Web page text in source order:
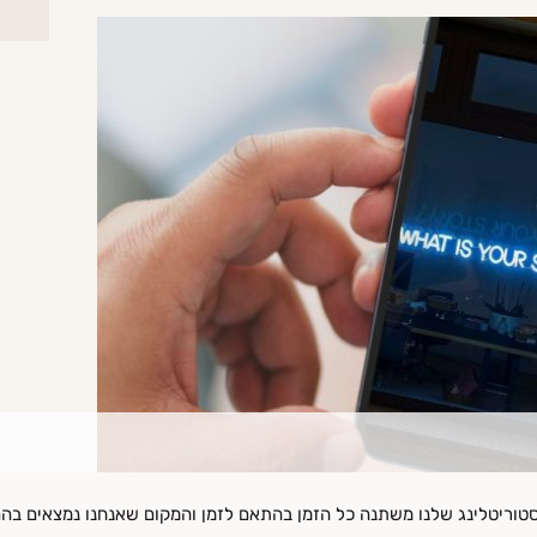
שלנו משתנה כל הזמן בהתאם לזמן והמקום שאנחנו נמצאים